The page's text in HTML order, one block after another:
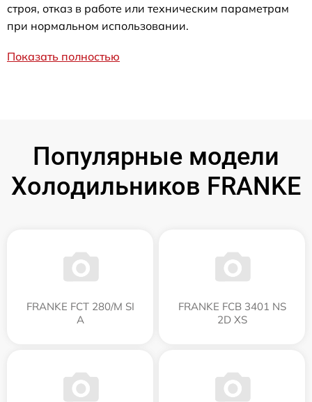
строя, отказ в работе или техническим параметрам
при нормальном использовании.
Показать полностью
Популярные модели
Холодильников FRANKE
FRANKE FCT 280/M SI
A
FRANKE FCB 3401 NS
2D XS